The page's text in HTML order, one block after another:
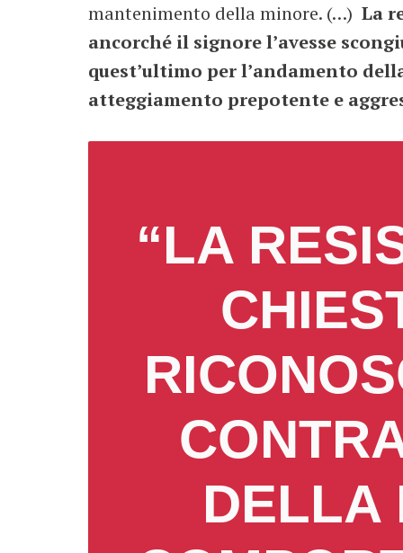
mantenimento della minore. (…) La
ancorché il signore l’avesse
quest’ultimo per l’andamento
atteggiamento prepotente e
“LA
DELLA